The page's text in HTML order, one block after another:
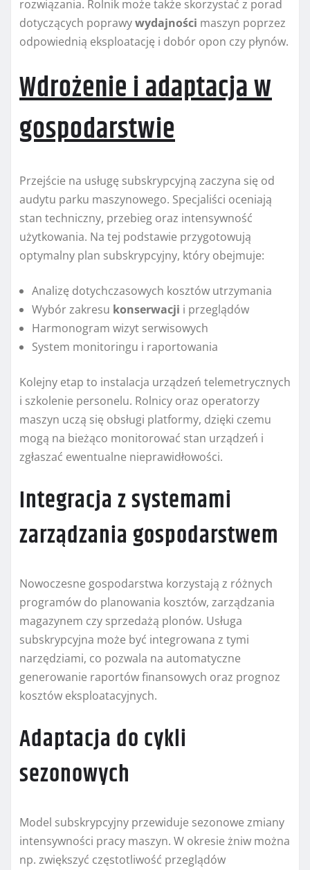
rozwiązania. Rolnik może także skorzystać z porad
dotyczących poprawywydajności maszyn poprzez
odpowiednią eksploatację i dobór opon czy płynów.
Wdrożenie i adaptacja w
gospodarstwie
Przejście na usługę subskrypcyjną zaczyna się od
audytu parku maszynowego. Specjaliści oceniają
stan techniczny, przebieg oraz intensywność
użytkowania. Na tej podstawie przygotowują
optymalny plan subskrypcyjny, który obejmuje:
Analizę dotychczasowych kosztów utrzymania
Wybór zakresu konserwacji i przeglądów
Harmonogram wizyt serwisowych
System monitoringu i raportowania
Kolejny etap to instalacja urządzeń telemetrycznych
i szkolenie personelu. Rolnicy oraz operatorzy
maszyn uczą się obsługi platformy, dzięki czemu
mogą na bieżąco monitorować stan urządzeń i
zgłaszać ewentualne nieprawidłowości.
Integracja z systemami
zarządzania gospodarstwem
Nowoczesne gospodarstwa korzystają z różnych
programów do planowania kosztów, zarządzania
magazynem czy sprzedażą plonów. Usługa
subskrypcyjna może być integrowana z tymi
narzędziami, co pozwala na automatyczne
generowanie raportów finansowych oraz prognoz
kosztów eksploatacyjnych.
Adaptacja do cykli
sezonowych
Model subskrypcyjny przewiduje sezonowe zmiany
intensywności pracy maszyn. W okresie żniw można
np. zwiększyć częstotliwość przeglądów